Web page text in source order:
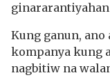
ginararantiyahan
Kung ganun,
kompanya kung
nagbitiw na